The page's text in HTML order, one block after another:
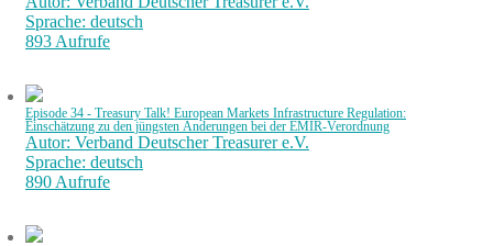
Sprache: deutsch
893 Aufrufe
Episode 34 - Treasury Talk! European Markets Infrastructure Regulation:
Einschätzung zu den jüngsten Änderungen bei der EMIR-Verordnung
Autor: Verband Deutscher Treasurer e.V.
Sprache: deutsch
890 Aufrufe